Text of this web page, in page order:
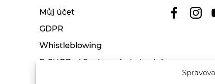
Můj účet
GDPR
Whistleblowing
E-SHOP – Všeobecné obchodní